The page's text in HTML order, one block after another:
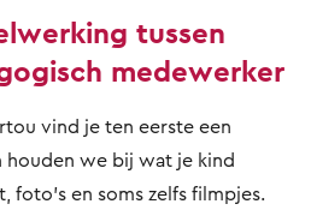
tussen
medewerker
vind je ten eerste een
houden we bij wat je kind
foto’s en soms zelfs filmpjes.